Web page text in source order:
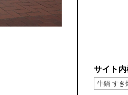
サイト